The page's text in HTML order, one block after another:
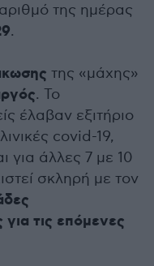
της ημέρας
.
της «μάχης»
. Το
έλαβαν εξιτήριο
covid-19,
για άλλες 7 με 10
σκληρή με τον
τις επόμενες